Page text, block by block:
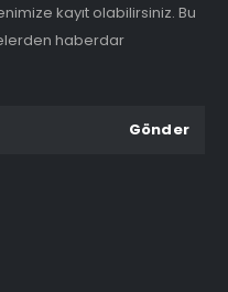
kayıt olabilirsiniz. Bu
haberdar